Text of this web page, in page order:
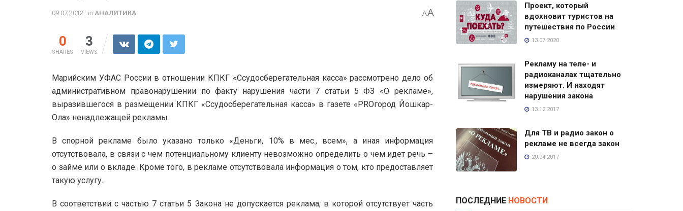
09.07.2012 in АНАЛИТИКА AA
0
SHARES
3
VIEWS
Марийским УФАС России в отношении КПКГ «Ссудосберегательная касса» рассмотрено дело об
административном правонарушении по факту нарушения части 7 статьи 5 ФЗ «О рекламе»,
выразившегося в размещении КПКГ «Ссудосберегательная касса» в газете «PROгород Йошкар-
Ола» ненадлежащей рекламы.
В спорной рекламе было указано только «Деньги, 10% в мес., всем», а иная информация
отсутствовала, в связи с чем потенциальному клиенту невозможно определить о чем идет речь –
о займе или о вкладе. Кроме того, в рекламе отсутствовала информация о том, кто предоставляет
такую услугу.
В соответствии с частью 7 статьи 5 Закона не допускается реклама, в которой отсутствует часть
Проект, который
вдохновит туристов на
путешествия по России
13.07.2020
Рекламу на теле- и
радиоканалах тщательно
измеряют. И находят
нарушения закона
13.12.2017
Для ТВ и радио закон о
рекламе не всегда закон
20.04.2017
ПОСЛЕДНИЕ НОВОСТИ